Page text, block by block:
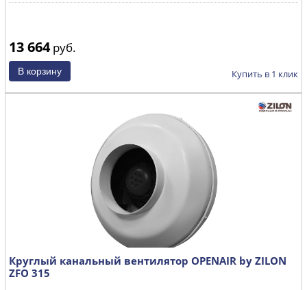
13 664руб.
Купить в 1 клик
Круглый канальный вентилятор OPENAIR by ZILON
ZFO 315